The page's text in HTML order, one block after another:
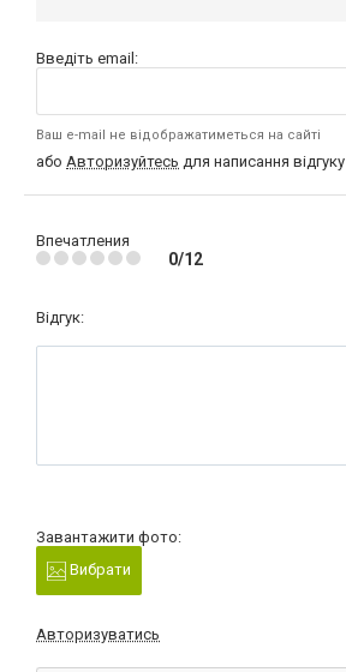
Введіть email:
Ваш e-mail не відображатиметься на сайті
або Авторизуйтесь для написання відгуку
Впечатления
0/12
Відгук:
Завантажити фото:
Вибрати
Авторизуватись